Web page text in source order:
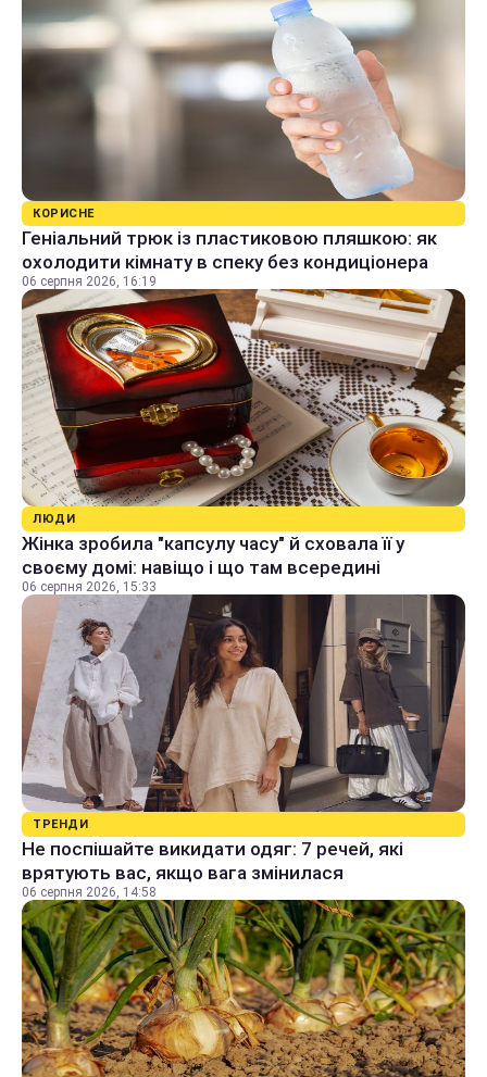
КОРИСНЕ
Геніальний трюк із пластиковою пляшкою: як
охолодити кімнату в спеку без кондиціонера
06 серпня 2026, 16:19
ЛЮДИ
Жінка зробила "капсулу часу" й сховала її у
своєму домі: навіщо і що там всередині
06 серпня 2026, 15:33
ТРЕНДИ
Не поспішайте викидати одяг: 7 речей, які
врятують вас, якщо вага змінилася
06 серпня 2026, 14:58